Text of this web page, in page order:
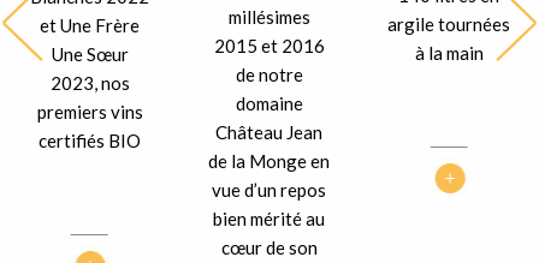
et Une Frère
Une Sœur
2023, nos
premiers vins
certifiés BIO
millésimes
2015 et 2016
de notre
domaine
Château Jean
de la Monge en
vue d’un repos
bien mérité au
cœur de son
argile tournées
à la main